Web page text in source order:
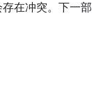
在冲突。下一部